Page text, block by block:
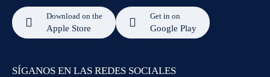
Download on the
Apple Store
Get in on
Google Play
SÍGANOS EN LAS REDES SOCIALES